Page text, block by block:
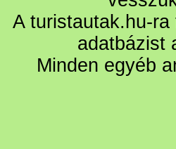
A turistautak.hu-
adatbázist
Minden egyéb